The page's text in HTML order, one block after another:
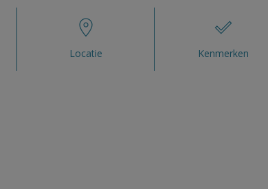
Locatie Kenmerken